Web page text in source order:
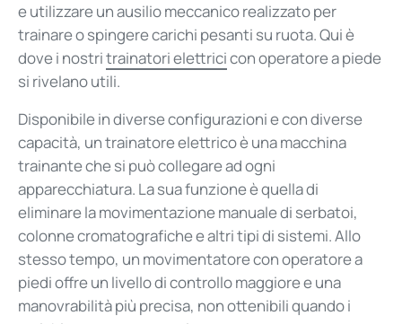
e utilizzare un ausilio meccanico realizzato per
trainare o spingere carichi pesanti su ruota. Qui è
dove i nostritrainatori elettricicon operatore a piede
si rivelano utili.
Disponibile in diverse configurazioni e con diverse
capacità, un trainatore elettrico è una macchina
trainante che si può collegare ad ogni
apparecchiatura. La sua funzione è quella di
eliminare la movimentazione manuale di serbatoi,
colonne cromatografiche e altri tipi di sistemi. Allo
stesso tempo, un movimentatore con operatore a
piedi offre un livello di controllo maggiore e una
manovrabilità più precisa, non ottenibili quando i